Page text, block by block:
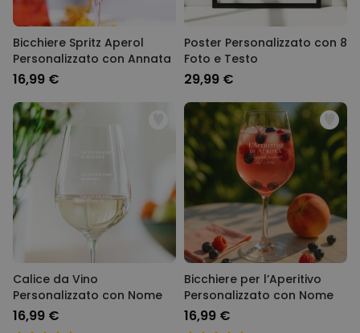
Bicchiere Spritz Aperol
Personalizzato con Annata
16,99 €
Poster Personalizzato con 8
Foto e Testo
29,99 €
Calice da Vino
Personalizzato con Nome
16,99 €
Bicchiere per l’Aperitivo
Personalizzato con Nome
16,99 €
PRESTAZIONI
MARKETING
NON CLASSIFICATO